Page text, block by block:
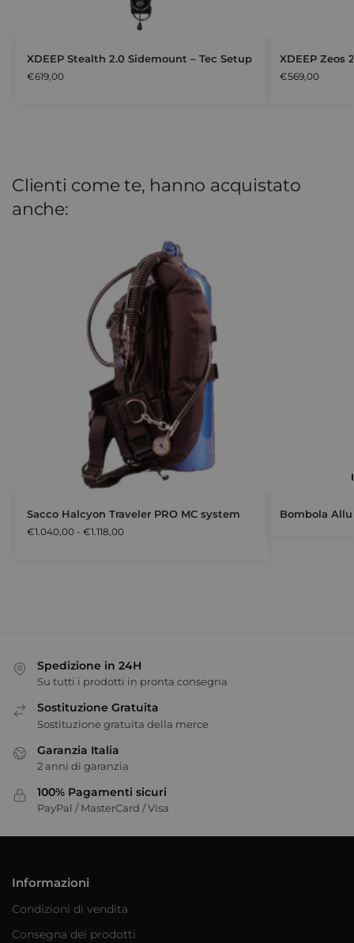
XDEEP Stealth 2.0 Sidemount – Tec Setup
€619,00
XDEEP Zeos
€569,00
Clienti come te, hanno acquistato
anche:
Sacco Halcyon Traveler PRO MC system
€1.040,00 - €1.118,00
Bombola
Spedizione in 24H
Su tutti i prodotti in pronta consegna
Sostituzione Gratuita
Sostituzione gratuita della merce
Garanzia Italia
2 anni di garanzia
100% Pagamenti sicuri
PayPal / MasterCard / Visa
Informazioni
Condizioni di vendita
Consegna dei prodotti